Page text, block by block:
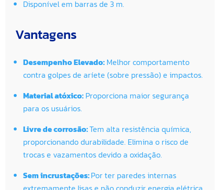
Disponível em barras de 3 m.
Vantagens
Desempenho Elevado: Melhor comportamento
contra golpes de aríete (sobre pressão) e impactos.
Material atóxico: Proporciona maior segurança
para os usuários.
Livre de corrosão:Tem alta resistência química,
proporcionando durabilidade. Elimina o risco de
trocas e vazamentos devido a oxidação.
Sem incrustações:Por ter paredes internas